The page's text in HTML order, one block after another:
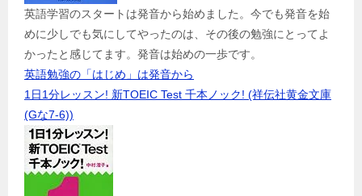
英語学習のスタートは発音から始めました。今でも発音を始
めに少しでも気にしてやったのは、その後の勉強にとってよ
かったと感じてます。発音は始めの一歩です。
英語勉強の「はじめ」は発音から
1日1分レッスン! 新TOEIC Test 千本ノック! (祥伝社黄金文庫
(Gな7-6))